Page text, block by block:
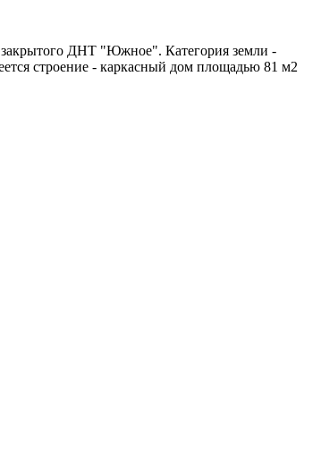
закрытого ДНТ "Южное". Категория земли -
строение - каркасный дом площадью 81 м2